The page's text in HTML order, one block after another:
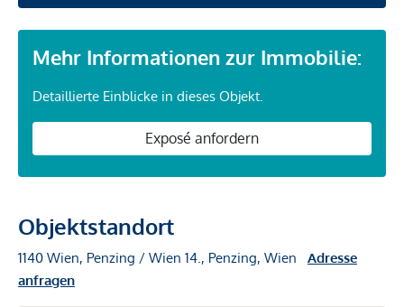
Mehr Informationen zur Immobilie:
Detaillierte Einblicke in dieses Objekt.
Exposé anfordern
Objektstandort
1140 Wien, Penzing / Wien 14., Penzing, Wien
Adresse
anfragen